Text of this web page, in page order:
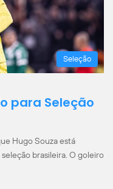
Seleção
para Seleção
Hugo Souza está
brasileira. O goleiro